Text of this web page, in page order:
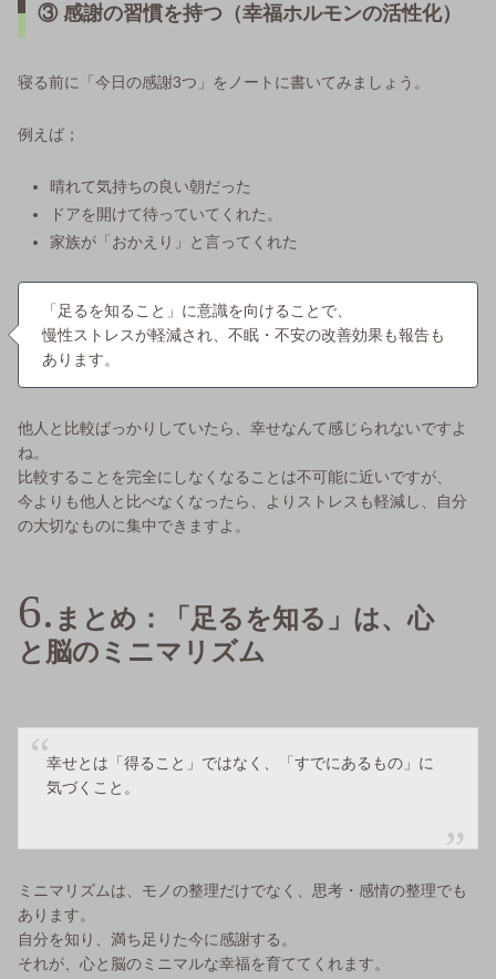
③ 感謝の習慣を持つ（幸福ホルモンの活性化）
寝る前に「今日の感謝3つ」をノートに書いてみましょう。
例えば；
晴れて気持ちの良い朝だった
ドアを開けて待っていてくれた。
家族が「おかえり」と言ってくれた
「足るを知ること」に意識を向けることで、
慢性ストレスが軽減され、不眠・不安の改善効果も報告も
あります。
他人と比較ばっかりしていたら、幸せなんて感じられないですよ
ね。
比較することを完全にしなくなることは不可能に近いですが、
今よりも他人と比べなくなったら、よりストレスも軽減し、自分
の大切なものに集中できますよ。
まとめ：「足るを知る」は、心
と脳のミニマリズム
幸せとは「得ること」ではなく、「すでにあるもの」に
気づくこと。
ミニマリズムは、モノの整理だけでなく、思考・感情の整理でも
あります。
自分を知り、満ち足りた今に感謝する。
それが、心と脳のミニマルな幸福を育ててくれます。